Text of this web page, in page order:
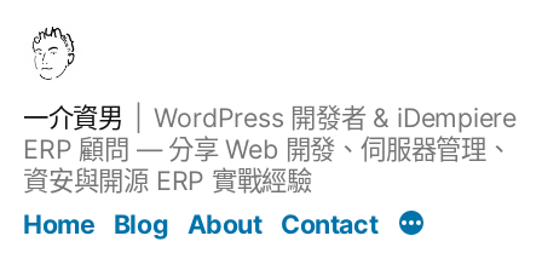
一介資男
WordPress 開發者 & iDempiere
ERP 顧問 — 分享 Web 開發、伺服器管理、
資安與開源 ERP 實戰經驗
Home
Blog About Contact
文章 Filter